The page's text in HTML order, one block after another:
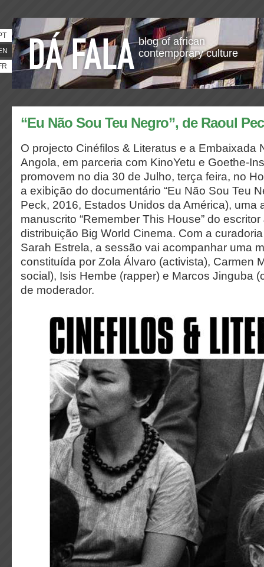
blog of african
contemporary culture
“Eu Não Sou Teu Negro”, de Raoul
O projecto Cinéfilos & Literatus e a Embaixada
Angola, em parceria com KinoYetu e Goethe-
promovem no dia 30 de Julho, terça feira, no
a exibição do documentário “Eu Não Sou Teu
Peck, 2016, Estados Unidos da América), uma
manuscrito “Remember This House” do
distribuição Big World Cinema. Com a
Sarah Estrela, a sessão vai acompanhar uma
constituída por Zola Álvaro (activista), Carmen
social), Isis Hembe (rapper) e Marcos Jinguba
de moderador.